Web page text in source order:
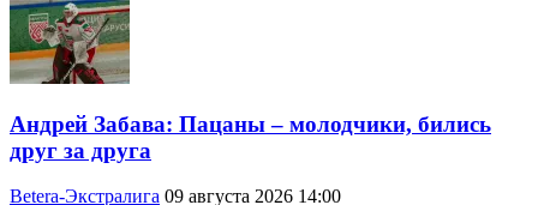
Андрей Забава: Пацаны – молодчики, бились
друг за друга
Betera-Экстралига 09 августа 2026 14:00